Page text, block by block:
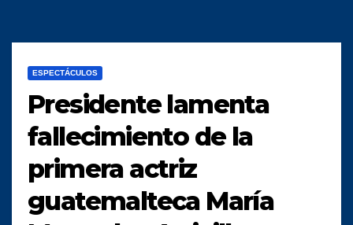
ESPECTÁCULOS
Presidente lamenta
fallecimiento de la
primera actriz
guatemalteca María